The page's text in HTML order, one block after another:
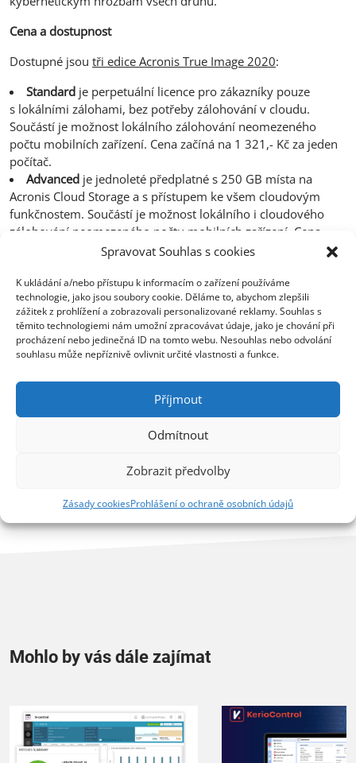
Spravovat Souhlas s cookies
K ukládání a/nebo přístupu k informacím o zařízení používáme
technologie, jako jsou soubory cookie. Děláme to, abychom zlepšili
zážitek z prohlížení a zobrazovali personalizované reklamy. Souhlas s
těmito technologiemi nám umožní zpracovávat údaje, jako je chování při
procházení nebo jedinečná ID na tomto webu. Nesouhlas nebo odvolání
souhlasu může nepříznivě ovlivnit určité vlastnosti a funkce.
Příjmout
Odmítnout
Zobrazit předvolby
Zásady cookiesProhlášení o ochraně osobních údajů
Cena a dostupnost
Dostupné jsou tři edice Acronis True Image 2020:
Standard je perpetuální licence pro zákazníky pouze
s lokálními zálohami, bez potřeby zálohování v cloudu.
Součástí je možnost lokálního zálohování neomezeného
počtu mobilních zařízení. Cena začíná na 1 321,- Kč za jeden
počítač.
Advanced je jednoleté předplatné s 250 GB místa na
Acronis Cloud Storage a s přístupem ke všem cloudovým
funkčnostem. Součástí je možnost lokálního i cloudového
zálohování neomezeného počtu mobilních zařízení. Cena
začíná na 1 321,- Kč za 1 počítač.
blockchainovou autentizaci a možnost elektronického
podpisu, s 1 TB úložištěm v cloudu. Cena začíná na 2 644,- Kč
za 1 počítač.
Všechny verze obsahují technologii Acronis Active Protection.
Předplatitelé si mohou dokoupitdodatečný prostor v cloudu
dle potřeby.
Mohlo by vás dále zajímat